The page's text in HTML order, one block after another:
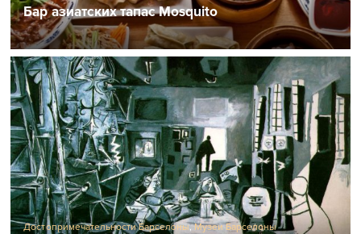
Бар азиатских тапас Mosquito
Достопримечательности Барселоны,Музеи Барселоны